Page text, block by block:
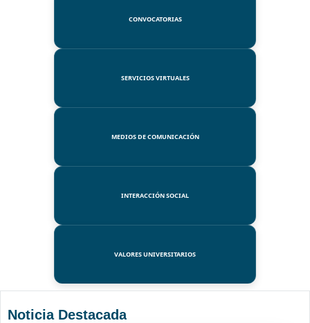
CONVOCATORIAS
SERVICIOS VIRTUALES
MEDIOS DE COMUNICACIÓN
INTERACCIÓN SOCIAL
VALORES UNIVERSITARIOS
Noticia Destacada